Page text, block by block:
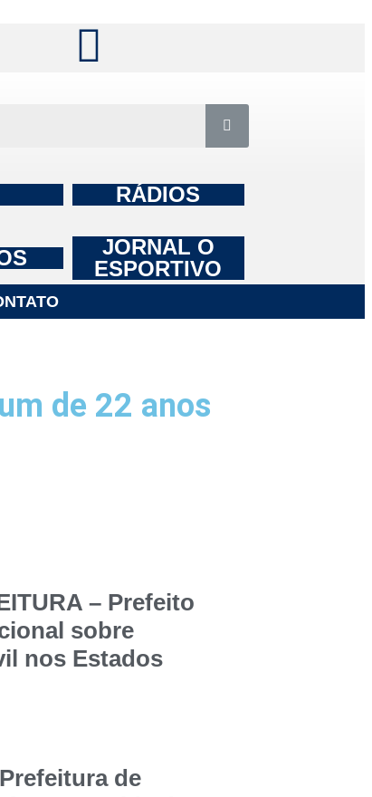
RÁDIOS
JORNAL O
ESPORTIVO
de 22 anos
– Prefeito
sobre
nos Estados
de